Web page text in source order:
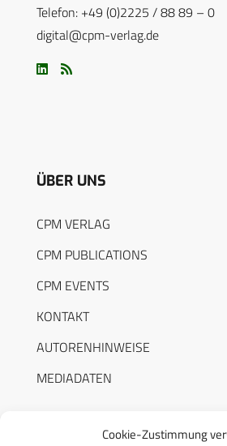
Cookie-Zustimmung
Telefon: +49 (0)2225 / 88 89 – 0
digital@cpm-verlag.de
ÜBER UNS
CPM VERLAG
CPM PUBLICATIONS
CPM EVENTS
KONTAKT
AUTORENHINWEISE
MEDIADATEN